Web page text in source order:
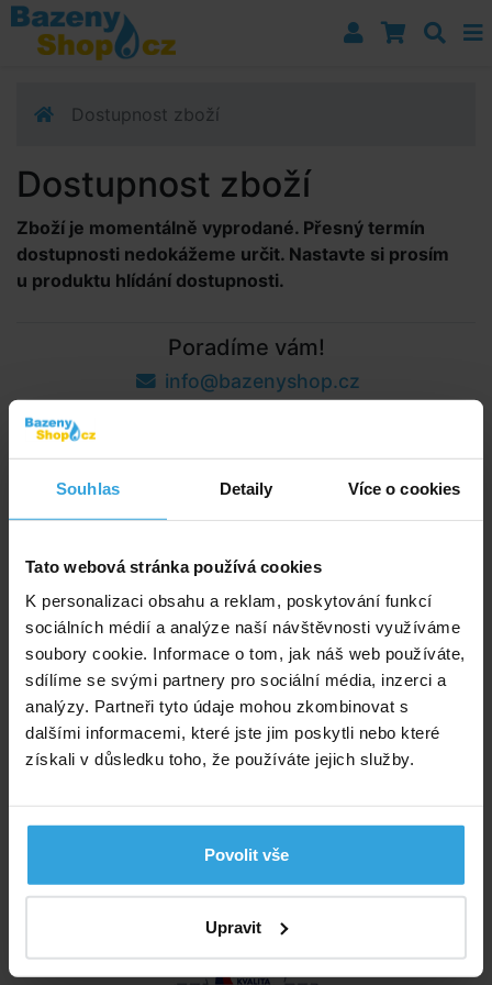
Souhlas Detaily Více o cookies
Tato webová stránka používá cookies
K personalizaci obsahu a reklam, poskytování funkcí
sociálních médií a analýze naší návštěvnosti využíváme
soubory cookie. Informace o tom, jak náš web používáte,
sdílíme se svými partnery pro sociální média, inzerci a
analýzy. Partneři tyto údaje mohou zkombinovat s
dalšími informacemi, které jste jim poskytli nebo které
získali v důsledku toho, že používáte jejich služby.
Povolit vše
Upravit
Přejít k navigaci
Přejít na obsah
Přejít k postrannímu sloupci
Dostupnost zboží
Dostupnost zboží
Zboží je momentálně vyprodané. Přesný termín
dostupnosti nedokážeme určit. Nastavte si prosím
u produktu hlídání dostupnosti.
Poradíme vám!
info@bazenyshop.cz
Vše o nákupu
Obchodní podmínky
Možnosti platby a dopravy
Reklamace
Odstoupení od smlouvy
Ochrana osobních údajů
Informace
Nastavení cookies
Nabídka zaměstnání
Affiliate program
Certifikáty a ocenění